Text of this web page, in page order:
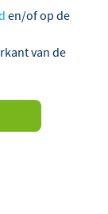
en/of op de
van de